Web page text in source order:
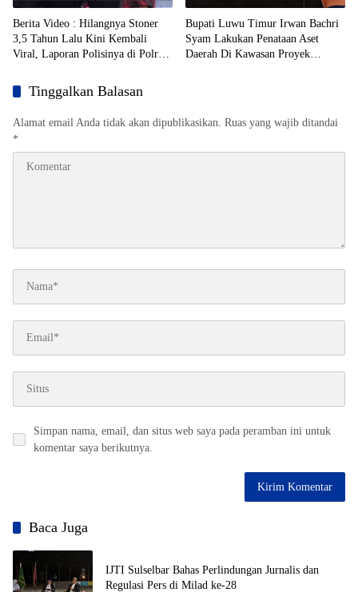
Berita Video : Hilangnya Stoner
3,5 Tahun Lalu Kini Kembali
Viral, Laporan Polisinya di Polres
Bupati Luwu Timur Irwan Bachri
Syam Lakukan Penataan Aset
Daerah Di Kawasan Proyek
Tinggalkan Balasan
Alamat email Anda tidak akan dipublikasikan. Ruas yang wajib ditandai
*
Simpan nama, email, dan situs web saya pada peramban ini untuk
komentar saya berikutnya.
Baca Juga
IJTI Sulselbar Bahas Perlindungan Jurnalis dan
Regulasi Pers di Milad ke-28